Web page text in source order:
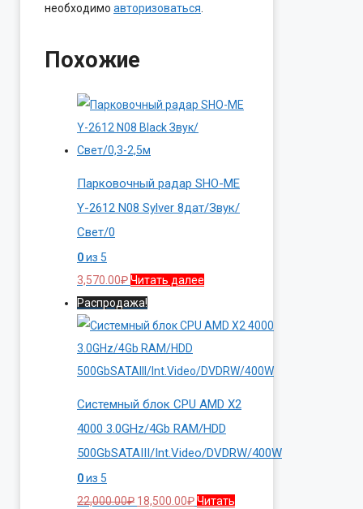
необходимо авторизоваться
Похожие
Парковочный радар SHO-ME
Y-2612 N08 Sylver 8дат/Звук/
Свет/0
0из 5
3,570.00₽Читать далее
Распродажа!
Системный блок CPU AMD X2
4000 3.0GHz/4Gb RAM/HDD
500GbSATAIII/Int.Video/DVDRW/400W
0из 5
22,000.00₽ Первоначальная
18,500.00₽Текущая
Читать